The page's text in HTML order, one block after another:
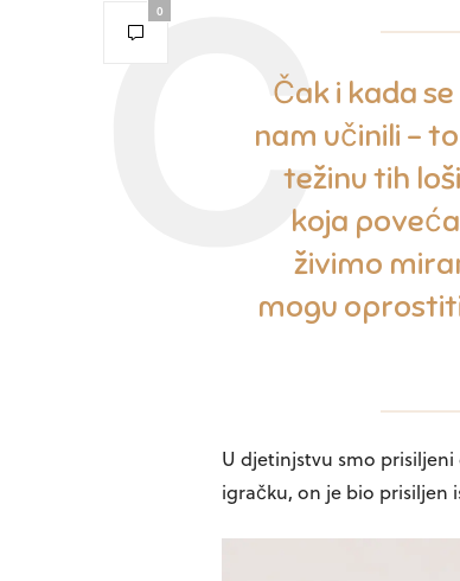
0
Čak i kada
nam učinili –
težinu tih
koja
živimo
mogu
U djetinjstvu smo prisiljeni
igračku, on je bio prisiljen